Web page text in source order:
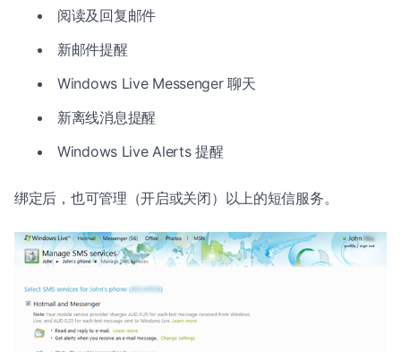
阅读及回复邮件
新邮件提醒
Windows Live Messenger 聊天
新离线消息提醒
Windows Live Alerts 提醒
绑定后，也可管理（开启或关闭）以上的短信服务。